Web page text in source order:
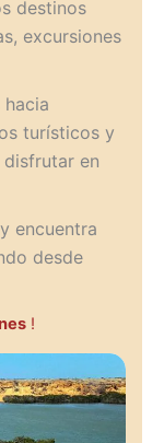
destinos
excursiones
hacia
turísticos y
en
encuentra
desde
!